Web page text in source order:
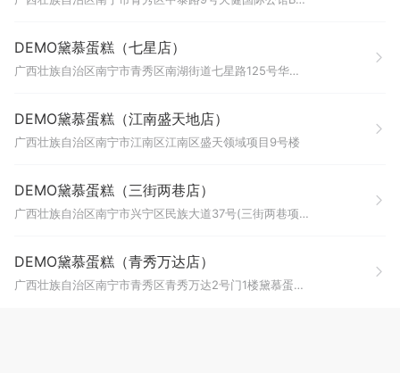
DEMO黛慕蛋糕（七星店）
广西壮族自治区南宁市青秀区南湖街道七星路125号华星大厦一层B119号朝阳大药房(华星城分店)
DEMO黛慕蛋糕（江南盛天地店）
广西壮族自治区南宁市江南区江南区盛天领域项目9号楼
DEMO黛慕蛋糕（三街两巷店）
广西壮族自治区南宁市兴宁区民族大道37号(三街两巷项目)L1层113号商铺DEMO黛慕蛋糕(三街两巷店)
DEMO黛慕蛋糕（青秀万达店）
广西壮族自治区南宁市青秀区青秀万达2号门1楼黛慕蛋糕DEMO黛慕蛋糕(青秀万达店)